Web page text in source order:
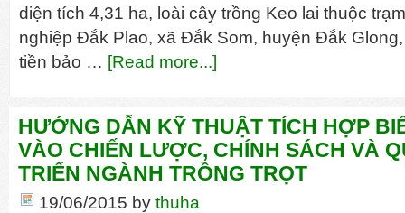
diện tích 4,31 ha, loài cây trồng Keo lai thuộc
nghiệp Đắk Plao, xã Đắk Som, huyện Đắk
tiền bảo … [Read more...]
HƯỚNG DẪN KỸ THUẬT TÍCH HỢP
VÀO CHIẾN LƯỢC, CHÍNH SÁCH VÀ
TRIỂN NGÀNH TRỒNG TRỌT
19/06/2015 by thuha